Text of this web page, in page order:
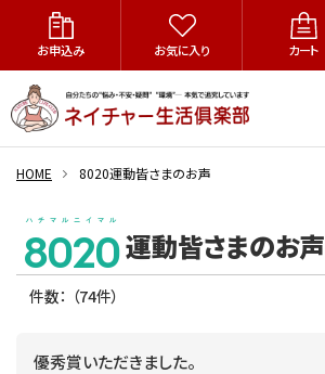
お申込み お気に入り カート
HOME 8020運動皆さまのお声
8020
ハチマルニイマル
運動皆さまのお声
件数： （74件）
優秀賞いただきました。